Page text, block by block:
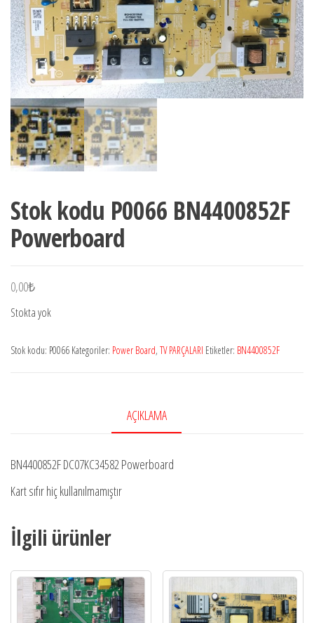
Stok kodu P0066 BN4400852F
Powerboard
0,00₺
Stokta yok
Stok kodu: P0066 Kategoriler: Power Board, TV PARÇALARI Etiketler: BN4400852F
AÇIKLAMA
BN4400852F DC07KC34582 Powerboard
Kart sıfır hiç kullanılmamıştır
İlgili ürünler